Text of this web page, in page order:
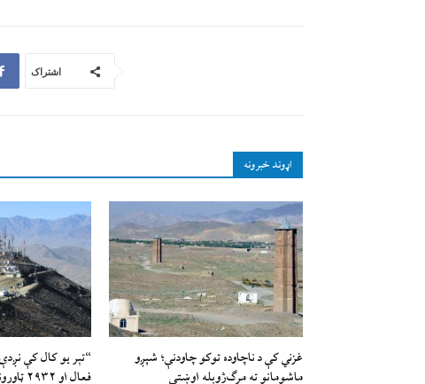
اشتراک
اړوند خبرونه
غزني کې د ناچاوده توکو چاودنې؛ شپږو
ماشومانو ته مرګ‌ژوبله اوښتې
فعال او ۲۹۳۲ ټاورونه جوړ شوي”